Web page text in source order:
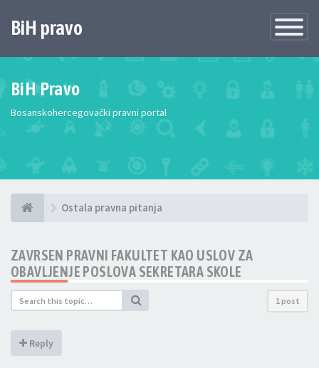
Toggle
BiH pravo
BiH Pravo
Bosanskohercegovački pravni portal
Ostala pravna pitanja
ZAVRSEN PRAVNI FAKULTET KAO USLOV ZA
OBAVLJENJE POSLOVA SEKRETARA SKOLE
1 post
Reply